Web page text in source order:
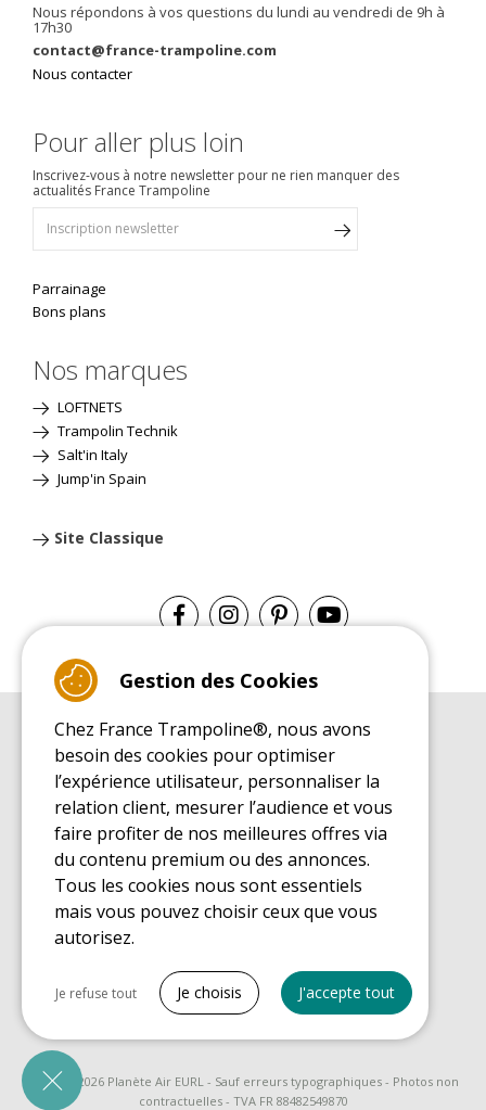
Nous répondons à vos questions du lundi au vendredi de 9h à
17h30
contact@france-trampoline.com
Nous contacter
Pour aller plus loin
Inscrivez-vous à notre newsletter pour ne rien manquer des
actualités France Trampoline
Parrainage
Bons plans
Nos marques
LOFTNETS
Trampolin Technik
Salt'in Italy
Jump'in Spain
Site Classique
Guide d'achat pour les trampolines de loisirs
GUIDE DE MONTAGE
Guide de montage pour les trampolines de loisirs
GUIDE D'ENTRETIEN
Guide d'entretien des trampolines de loisirs
GUIDE DÉCOUVERTE
Guide de découverte des trampolines de loisirs
GUIDE D'ACHAT PIÈCES DE RECHANGE
© 2008 - 2026 Planète Air EURL - Sauf erreurs typographiques - Photos non
contractuelles - TVA FR 88482549870
Gestion des Cookies
Chez France Trampoline®, nous avons
besoin des cookies pour optimiser
l’expérience utilisateur, personnaliser la
relation client, mesurer l’audience et vous
faire profiter de nos meilleures offres via
du contenu premium ou des annonces.
Tous les cookies nous sont essentiels
mais vous pouvez choisir ceux que vous
autorisez.
Cookies nécessaires
Nécessaire au fonctionnement du site
Je refuse tout Je choisis J'accepte tout